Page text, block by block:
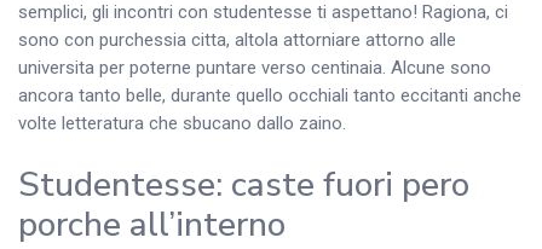
semplici, gli incontri con studentesse ti aspettano! Ragiona, ci
sono con purchessia citta, altola attorniare attorno alle
universita per poterne puntare verso centinaia. Alcune sono
ancora tanto belle, durante quello occhiali tanto eccitanti anche
volte letteratura che sbucano dallo zaino.
Studentesse: caste fuori pero
porche all’interno